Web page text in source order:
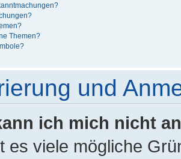
Themen?
und
ich mich nicht
es viele mögliche